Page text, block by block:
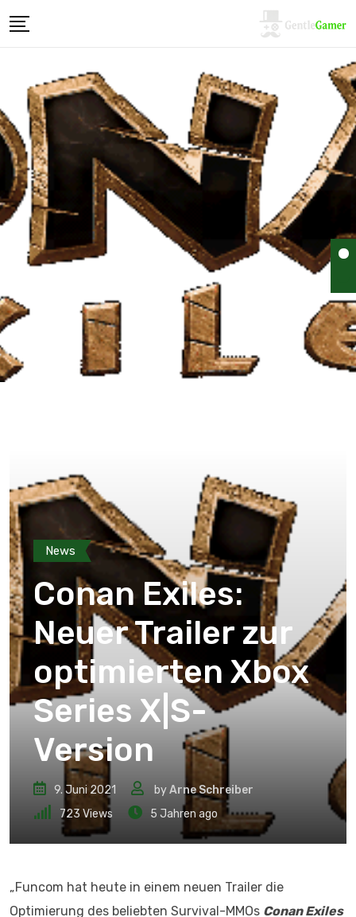
News
Conan Exiles:
Neuer Trailer zur
optimierten Xbox
Series X|S-
Version
9. Juni 2021 byArne Schreiber
723 Views 5 Jahren ago
„Funcom hat heute in einem neuen Trailer die
Optimierung des beliebten Survival-MMOs Conan Exiles